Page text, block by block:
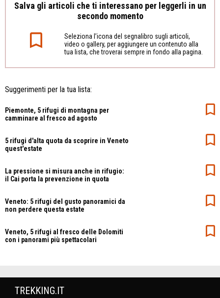
Salva gli articoli che ti interessano per leggerli in un
secondo momento
Seleziona l’icona del segnalibro sugli articoli,
video o gallery, per aggiungere un contenuto alla
tua lista, che troverai sempre in fondo alla pagina.
Suggerimenti per la tua lista:
Piemonte, 5 rifugi di montagna per
camminare al fresco ad agosto
5 rifugi d'alta quota da scoprire in Veneto
quest'estate
La pressione si misura anche in rifugio:
il Cai porta la prevenzione in quota
Veneto: 5 rifugi del gusto panoramici da
non perdere questa estate
Veneto, 5 rifugi al fresco delle Dolomiti
con i panorami più spettacolari
TREKKING.IT